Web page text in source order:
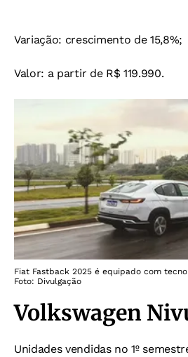
Variação: crescimento de 15,8%;
Valor: a partir de R$ 119.990.
Fiat Fastback 2025 é equipado com
Foto: Divulgação
Volkswagen
Unidades vendidas no 1º